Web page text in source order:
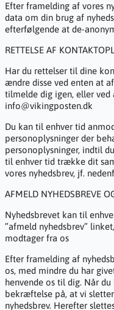
Efter framelding af vores
data om din brug af
efterfølgende at de-
RETTELSE AF
Har du rettelser til dine
ændre disse ved enten at
tilmelde dig igen, eller ved
info@vikingposten.dk
Du kan til enhver tid
personoplysninger der
personoplysninger, indtil
til enhver tid trække dit
vores nyhedsbrev, jf.
AFMELD NYHEDSBREVE
Nyhedsbrevet kan til
”afmeld nyhedsbrev”
modtager fra os
Efter framelding af
os, med mindre du har
henvende os til dig. Når
bekræftelse på, at vi
nyhedsbrev. Herefter